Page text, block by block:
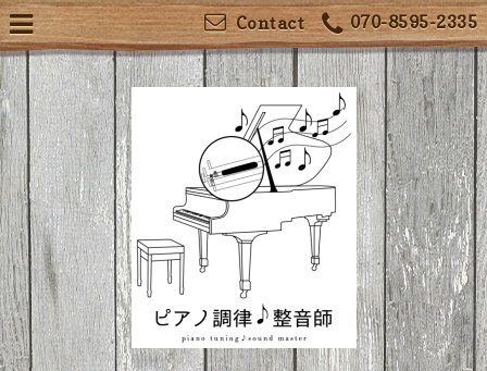
070-8595-2335
Contact